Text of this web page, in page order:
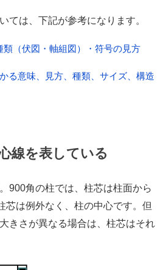
ては、下記が参考になります。
（伏図・軸組図）・符号の見方
る意味、見方、種類、サイズ、構造
線を表している
900角の柱では、柱芯は柱面から
芯は例外なく、柱の中心です。但
きさが異なる場合は、柱芯はそれ